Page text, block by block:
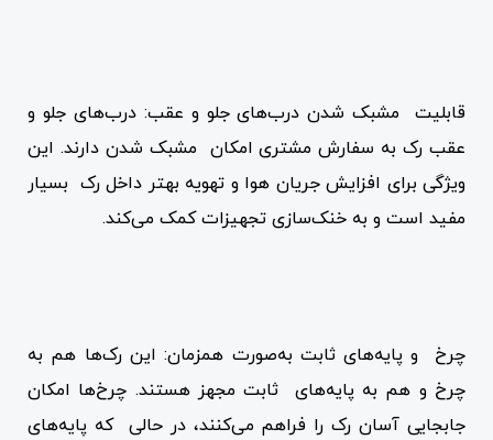
قابلیت مشبک شدن درب‌های جلو و عقب: درب‌های جلو و
عقب رک به سفارش مشتری امکان مشبک شدن دارند. این
ویژگی برای افزایش جریان هوا و تهویه بهتر داخل رک بسیار
مفید است و به خنک‌سازی تجهیزات کمک می‌کند.
چرخ و پایه‌های ثابت به‌صورت همزمان: این رک‌ها هم به
چرخ و هم به پایه‌های ثابت مجهز هستند. چرخ‌ها امکان
جابجایی آسان رک را فراهم می‌کنند، در حالی که پایه‌های